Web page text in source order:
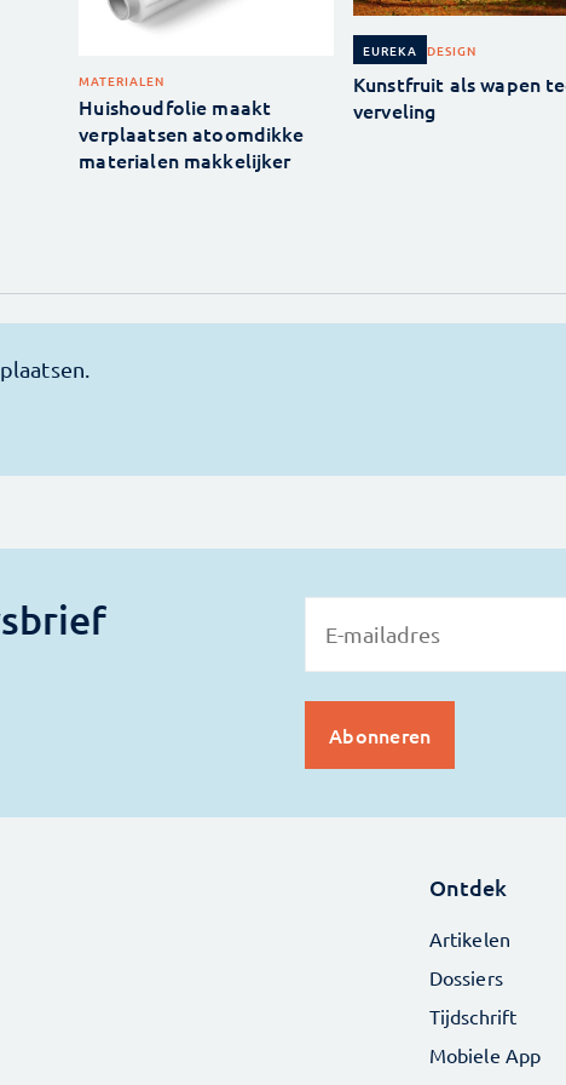
MATERIALEN
Huishoudfolie maakt
verplaatsen atoomdikke
materialen makkelijker
EUREKA DESIGN
Kunstfruit als wapen
verveling
Ontdek
Artikelen
Dossiers
Tijdschrift
Mobiele App